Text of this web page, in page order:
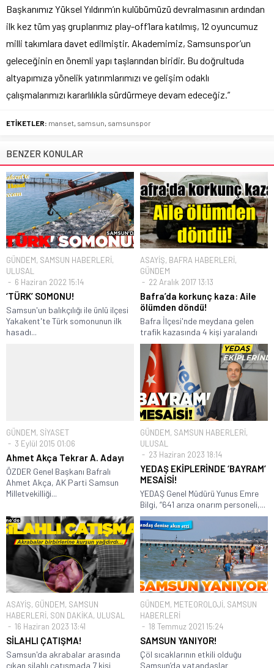
Başkanımız Yüksel Yıldırım’ın kulübümüzü devralmasının ardından
ilk kez tüm yaş gruplarımız play-off’lara katılmış, 12 oyuncumuz
milli takımlara davet edilmiştir. Akademimiz, Samsunspor’un
geleceğinin en önemli yapı taşlarından biridir. Bu doğrultuda
altyapımıza yönelik yatırımlarımızı ve gelişim odaklı
çalışmalarımızı kararlılıkla sürdürmeye devam edeceğiz.”
ETİKETLER: manset samsun samsunspor
BENZER KONULAR
GÜNDEM, SAMSUN HABERLERİ,
ULUSAL
6 Haziran 2022 15:14
‘TÜRK’ SOMONU!
Samsun'un balıkçılığı ile ünlü ilçesi
Yakakent'te Türk somonunun ilk
hasadı...
ASAYİŞ, BAFRA HABERLERİ,
GÜNDEM
22 Aralık 2017 13:13
Bafra’da korkunç kaza: Aile
ölümden döndü!
Bafra İlçesi'nde meydana gelen
trafik kazasında 4 kişi yaralandı
GÜNDEM, SİYASET
3 Eylül 2015 01:06
Ahmet Akça Tekrar A. Adayı
ÖZDER Genel Başkanı Bafralı
Ahmet Akça, AK Parti Samsun
Milletvekilliği...
GÜNDEM, SAMSUN HABERLERİ,
ULUSAL
23 Haziran 2023 18:14
YEDAŞ EKİPLERİNDE ‘BAYRAM’
MESAİSİ!
YEDAŞ Genel Müdürü Yunus Emre
Bilgi, “641 arıza onarım personeli,...
ASAYİŞ, GÜNDEM, SAMSUN
HABERLERİ, SON DAKİKA, ULUSAL
16 Haziran 2023 13:41
SİLAHLI ÇATIŞMA!
Samsun'da akrabalar arasında
çıkan silahlı çatışmada 7 kişi
GÜNDEM, METEOROLOJİ, SAMSUN
HABERLERİ
18 Temmuz 2021 15:24
SAMSUN YANIYOR!
Çöl sıcaklarının etkili olduğu
Samsun’da vatandaşlar